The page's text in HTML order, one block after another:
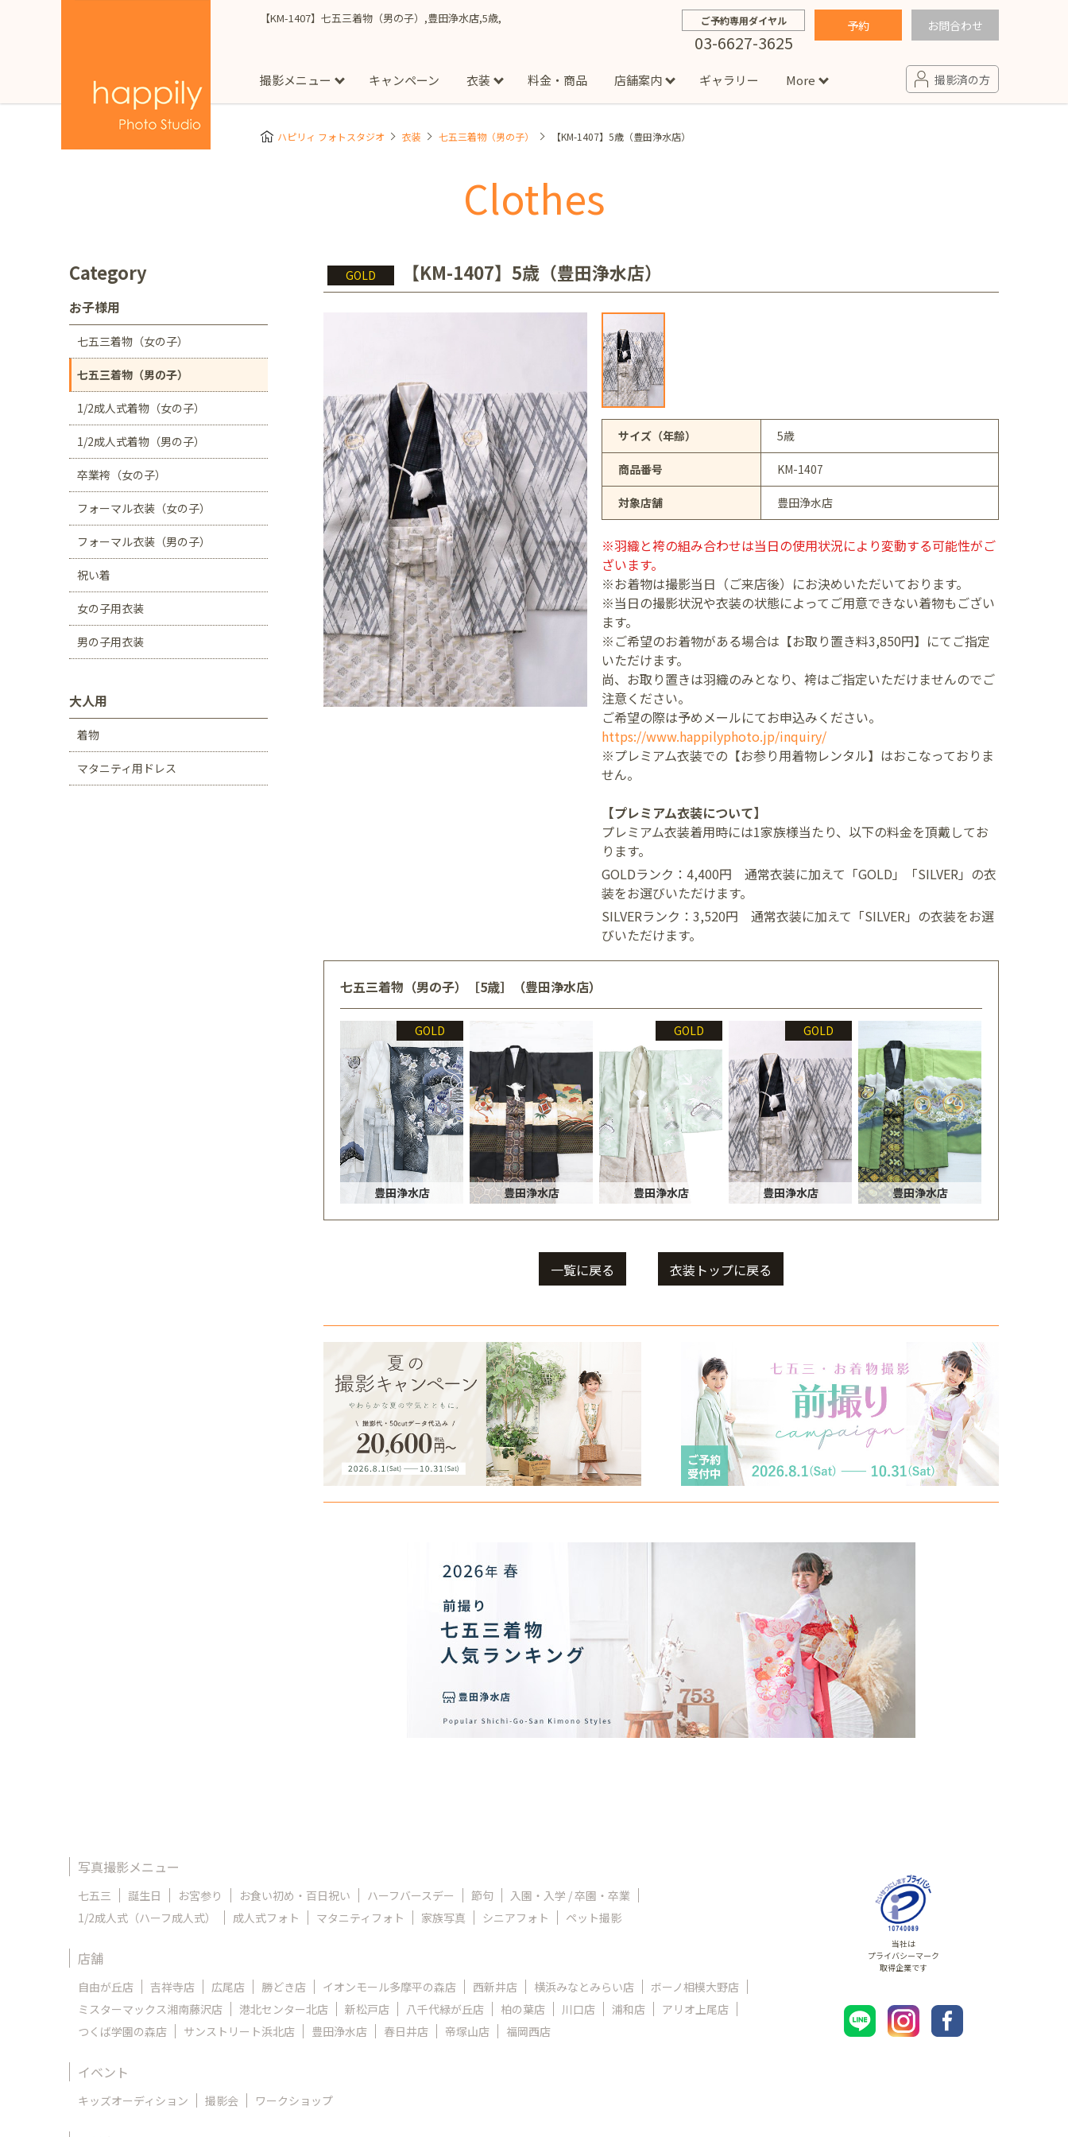
【KM-1407】七五三着物（男の子）,豊田浄水店,5歳, ご予約専用ダイヤル
03-6627-3625
予約 お問合わせ
撮影メニュー
スタジオ撮影
成人式フォト マタニティフォト
お宮参り 入園・入学／卒園・卒業 ファミリーフォト 誕生日
キャンペーン 衣装
Clothes
七五三着物(男の子) 1/2成人式着物(女の子)
フォーマル衣装(男の子) 祝い着
マタニティ用ドレス
料金・商品 店舗案内
Store
吉祥寺店 イオンモール多摩平の森店
柏の葉店
つくば学園の森店
静岡県
サンストリート浜北店
春日井店
帝塚山店
福岡県
ギャラリー More
More
撮影済の方
ハピリィ フォトスタジオ 衣装 七五三着物（男の子） 【KM-1407】5歳（豊田浄水店）
Clothes
GOLD 【KM-1407】5歳（豊田浄水店）
サイズ（年齢） 5歳
商品番号 KM-1407
対象店舗 豊田浄水店
※羽織と袴の組み合わせは当日の使用状況により変動する可能性がご
ざいます。
※お着物は撮影当日（ご来店後）にお決めいただいております。
※当日の撮影状況や衣装の状態によってご用意できない着物もござい
ます。
※ご希望のお着物がある場合は【お取り置き料3,850円】にてご指定
いただけます。
尚、お取り置きは羽織のみとなり、袴はご指定いただけませんのでご
注意ください。
ご希望の際は予めメールにてお申込みください。
https://www.happilyphoto.jp/inquiry/
※プレミアム衣装での【お参り用着物レンタル】はおこなっておりま
せん。
【プレミアム衣装について】
プレミアム衣装着用時には1家族様当たり、以下の料金を頂戴してお
ります。
GOLDランク：4,400円 通常衣装に加えて「GOLD」「SILVER」の衣
装をお選びいただけます。
SILVERランク：3,520円 通常衣装に加えて「SILVER」の衣装をお選
びいただけます。
七五三着物（男の子）［5歳］（豊田浄水店）
GOLD
豊田浄水店 豊田浄水店
GOLD
豊田浄水店
GOLD
豊田浄水店 豊田浄水店
一覧に戻る 衣装トップに戻る
Category
お子様用
七五三着物（女の子）
七五三着物（男の子）
1/2成人式着物（女の子）
1/2成人式着物（男の子）
卒業袴（女の子）
フォーマル衣装（女の子）
フォーマル衣装（男の子）
祝い着
女の子用衣装
男の子用衣装
大人用
着物
マタニティ用ドレス
写真撮影メニュー
七五三 誕生日 お宮参り お食い初め・百日祝い ハーフバースデー 節句
入園・入学 / 卒園・卒業
1/2成人式（ハーフ成人式）
成人式フォト マタニティフォト 家族写真 シニアフォト ペット撮影
店舗
自由が丘店 吉祥寺店 広尾店 勝どき店 イオンモール多摩平の森店 西新井店 横浜みなとみらい店
ボーノ相模大野店
ミスターマックス湘南藤沢店
港北センター北店 新松戸店 八千代緑が丘店 柏の葉店 川口店 浦和店
アリオ上尾店
つくば学園の森店
サンストリート浜北店 豊田浄水店 春日井店 帝塚山店 福岡西店
イベント
キッズオーディション 撮影会 ワークショップ
当社は
プライバシーマーク
取得企業です